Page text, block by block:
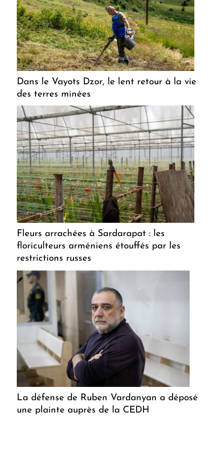
Dans le Vayots Dzor, le lent retour à la vie
des terres minées
Fleurs arrachées à Sardarapat : les
floriculteurs arméniens étouffés par les
restrictions russes
La défense de Ruben Vardanyan a déposé
une plainte auprès de la CEDH